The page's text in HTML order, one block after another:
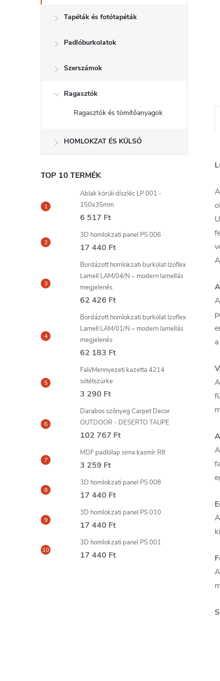
Tapéták és fotótapéták
Padlóburkolatok
Szerszámok
Ragasztók
Ragasztók és tömítőanyagok
HOMLOKZAT ÉS KÜLSŐ
TOP 10 TERMÉK
Ablak körüli díszléc LP 001 -
150x35mm
6 517 Ft
3D homlokzati panel PS 006
17 440 Ft
Bordázott homlokzati burkolat Izoflex
Lamell LAM/04/N – modern lamellás
megjelenés
62 426 Ft
Bordázott homlokzati burkolat Izoflex
Lamell LAM/01/N – modern lamellás
megjelenés
62 183 Ft
Fali/Mennyezeti kazetta 4214
sötétszürke
3 290 Ft
Darabos szőnyeg Carpet Decor
OUTDOOR - DESERTO TAUPE
102 767 Ft
MDF padlólap sima kasmír R8
3 259 Ft
3D homlokzati panel PS 008
17 440 Ft
3D homlokzati panel PS 010
17 440 Ft
3D homlokzati panel PS 001
17 440 Ft